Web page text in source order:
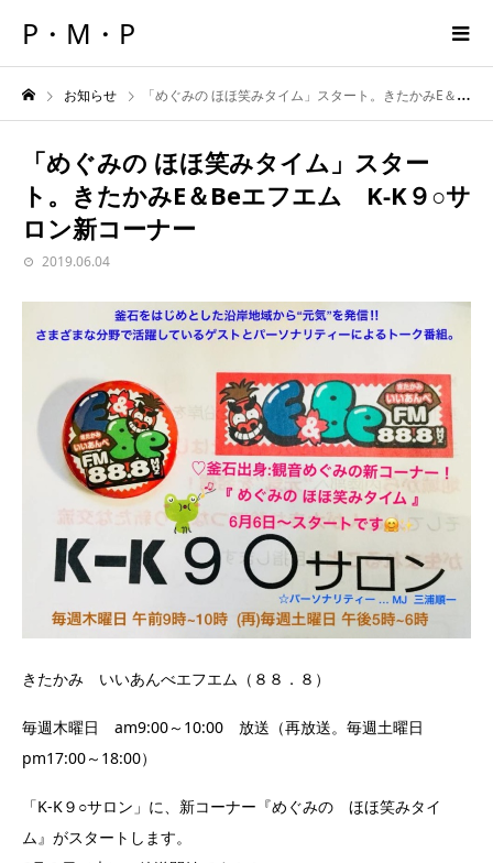
P・M・P
お知らせ 「めぐみの ほほ笑みタイム」スタート。きたかみE＆Beエフエム K-K９○サロン新コーナー
「めぐみの ほほ笑みタイム」スター
ト。きたかみE＆Beエフエム K-K９○サ
ロン新コーナー
2019.06.04
きたかみ いいあんべエフエム（８８．８）
毎週木曜日 am9:00～10:00 放送（再放送。毎週土曜日
pm17:00～18:00）
「K-K９○サロン」に、新コーナー『めぐみの ほほ笑みタイ
ム』がスタートします。